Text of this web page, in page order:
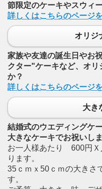
節限定のケーキやスウィ
詳しくはこちらのページ
オリジ
家族や友達の誕生日やお
クター"ケーキなど、オ
か？
詳しくはこちらのページ
大き
結婚式のウエディングケ
大きなケーキでお祝いし
お一人様あたり 600円Ｘ
ります。
35ｃｍｘ50ｃｍの大きさ
す。